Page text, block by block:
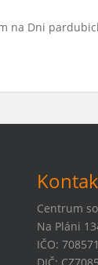
na Dni
Centrum
Na Pláni
IČO: